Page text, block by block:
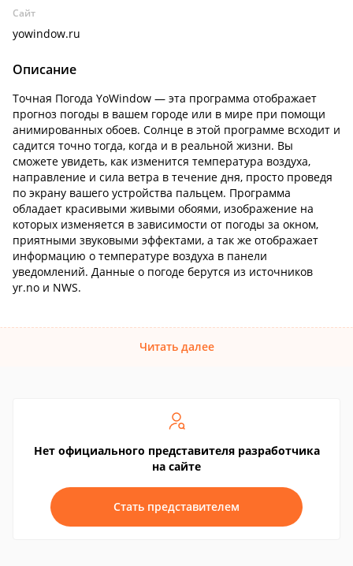
Сайт
yowindow.ru
Описание
Точная Погода YoWindow — эта программа отображает
прогноз погоды в вашем городе или в мире при помощи
анимированных обоев. Солнце в этой программе всходит и
садится точно тогда, когда и в реальной жизни. Вы
сможете увидеть, как изменится температура воздуха,
направление и сила ветра в течение дня, просто проведя
по экрану вашего устройства пальцем. Программа
обладает красивыми живыми обоями, изображение на
которых изменяется в зависимости от погоды за окном,
приятными звуковыми эффектами, а так же отображает
информацию о температуре воздуха в панели
уведомлений. Данные о погоде берутся из источников
yr.no и NWS.
Читать далее
Нет официального представителя разработчика
на сайте
Стать представителем